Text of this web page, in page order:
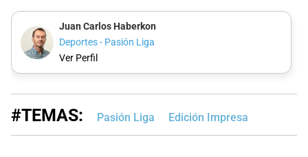
Juan Carlos Haberkon
Deportes - Pasión Liga
Ver Perfil
#TEMAS: Pasión Liga Edición Impresa